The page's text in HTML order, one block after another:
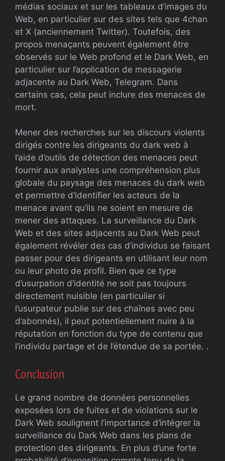
médias sociaux et sur les tableaux d’images du
Web, en particulier sur des sites tels que 4chan
et X (anciennement Twitter). Toutefois, des
propos menaçants peuvent également être
observés sur le Web profond et le Dark Web, en
particulier sur l’application de messagerie
adjacente au Dark Web, Telegram. Dans
certains cas, cela peut inclure des menaces de
mort.
Mener des recherches sur les discours violents
dirigés contre les dirigeants du dark web à
l’aide d’outils de détection des menaces peut
fournir aux analystes une compréhension plus
globale du paysage des menaces du dark web
et permettre d’identifier les acteurs de la
menace avant qu’ils ne soient en mesure de
mener des attaques. La surveillance du Dark
Web et des sites adjacents au Dark Web peut
également révéler des cas d’individus se faisant
passer pour des dirigeants en utilisant leur nom
ou leur photo de profil. Bien que ce type
d’usurpation d’identité ne soit pas toujours
directement nuisible (en particulier si
l’usurpateur publie sur des chaînes avec peu
d’abonnés), il peut potentiellement nuire à la
réputation en fonction du type de contenu que
l’individu partage et de l’étendue de sa portée. .
Conclusion
Le grand nombre de données personnelles
exposées lors de fuites et de violations sur le
Dark Web soulignent l’importance d’intégrer la
surveillance du Dark Web dans les plans de
protection des dirigeants. En plus d’une forte